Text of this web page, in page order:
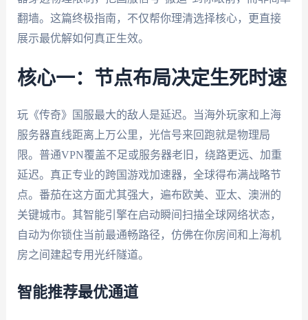
翻墙。这篇终极指南，不仅帮你理清选择核心，更直接
展示最优解如何真正生效。
核心一：节点布局决定生死时速
玩《传奇》国服最大的敌人是延迟。当海外玩家和上海
服务器直线距离上万公里，光信号来回跑就是物理局
限。普通VPN覆盖不足或服务器老旧，绕路更远、加重
延迟。真正专业的跨国游戏加速器，全球得布满战略节
点。番茄在这方面尤其强大，遍布欧美、亚太、澳洲的
关键城市。其智能引擎在启动瞬间扫描全球网络状态，
自动为你锁住当前最通畅路径，仿佛在你房间和上海机
房之间建起专用光纤隧道。
智能推荐最优通道